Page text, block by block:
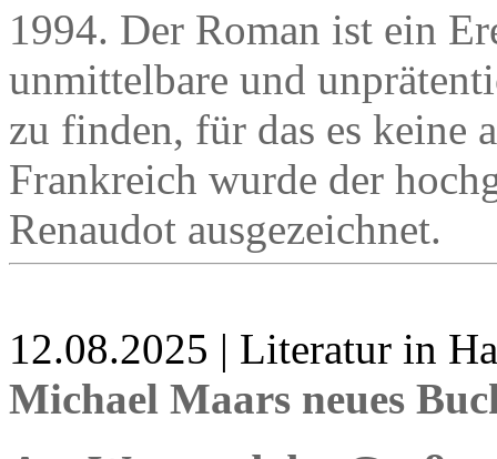
1994. Der Roman ist ein
unmittelbare und
zu finden, für das es keine
Frankreich wurde der
Renaudot ausgezeichnet.
12.08.2025 | Literatur in
Michael Maars neues